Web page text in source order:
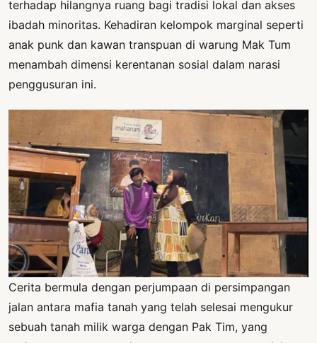
terhadap hilangnya ruang bagi tradisi lokal dan akses
ibadah minoritas. Kehadiran kelompok marginal seperti
anak punk dan kawan transpuan di warung Mak Tum
menambah dimensi kerentanan sosial dalam narasi
penggusuran ini.
Cerita bermula dengan perjumpaan di persimpangan
jalan antara mafia tanah yang telah selesai mengukur
sebuah tanah milik warga dengan Pak Tim, yang